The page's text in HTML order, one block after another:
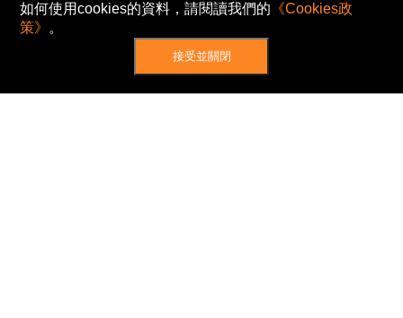
如何使用cookies的資料，請閱讀我們的 《Cookies政
策》 。
接受並關閉